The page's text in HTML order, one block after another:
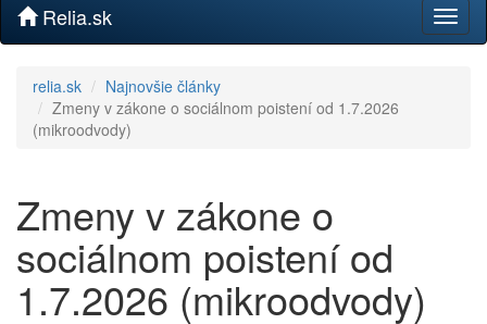
Relia.sk
relia.sk
Najnovšie články
Zmeny v zákone o sociálnom poistení od 1.7.2026
(mikroodvody)
Zmeny v zákone o
sociálnom poistení od
1.7.2026 (mikroodvody)